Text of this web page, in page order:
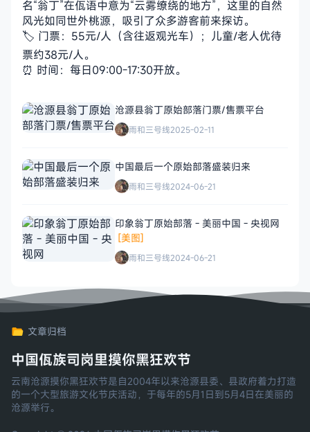
名“翁丁”在佤语中意为“云雾缭绕的地方”，这里的自然
风光如同世外桃源，吸引了众多游客前来探访。
🏷️ 门票：55元/人（含往返观光车）；儿童/老人优待
票约38元/人。
⏰ 时间：每日09:00-17:30开放。
沧源县翁丁原始部落门票/售票平台
雨和三号线2025-02-11
中国最后一个原始部落盛装归来
雨和三号线2024-06-21
印象翁丁原始部落 - 美丽中国 - 央视网
[美图]
雨和三号线2024-06-21
文章归档
中国佤族司岗里摸你黑狂欢节
云南沧源摸你黑狂欢节是自2004年以来沧源县委、县政府着力打造
的一个大型旅游文化节庆活动，于每年的5月1日到5月4日在美丽的
沧源举行。